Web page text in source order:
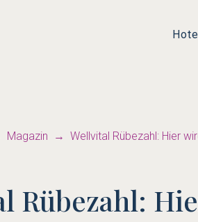
Magazin Wellvital Rübezahl: Hier
Rübezahl: